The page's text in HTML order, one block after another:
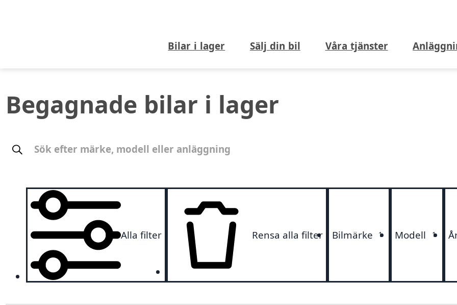
Bilar i lager Sälj din bil Våra tjänster
Begagnade bilar i lager
Alla filter Rensa alla filter Bilmärke 1 Modell 1